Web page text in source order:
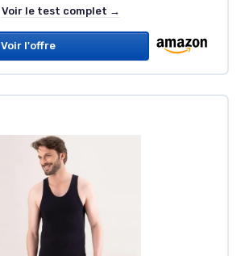
Voir le test complet →
Voir l'offre